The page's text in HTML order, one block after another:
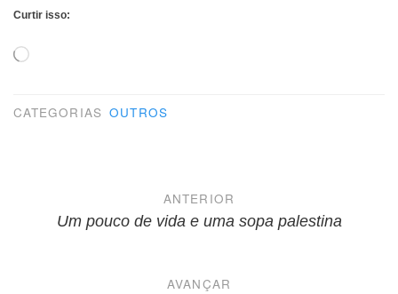
Curtir isso:
Carregando...
CATEGORIAS OUTROS
NavegaçãoANTERIOR
Um pouco de vida e uma sopa palestina
AVANÇAR